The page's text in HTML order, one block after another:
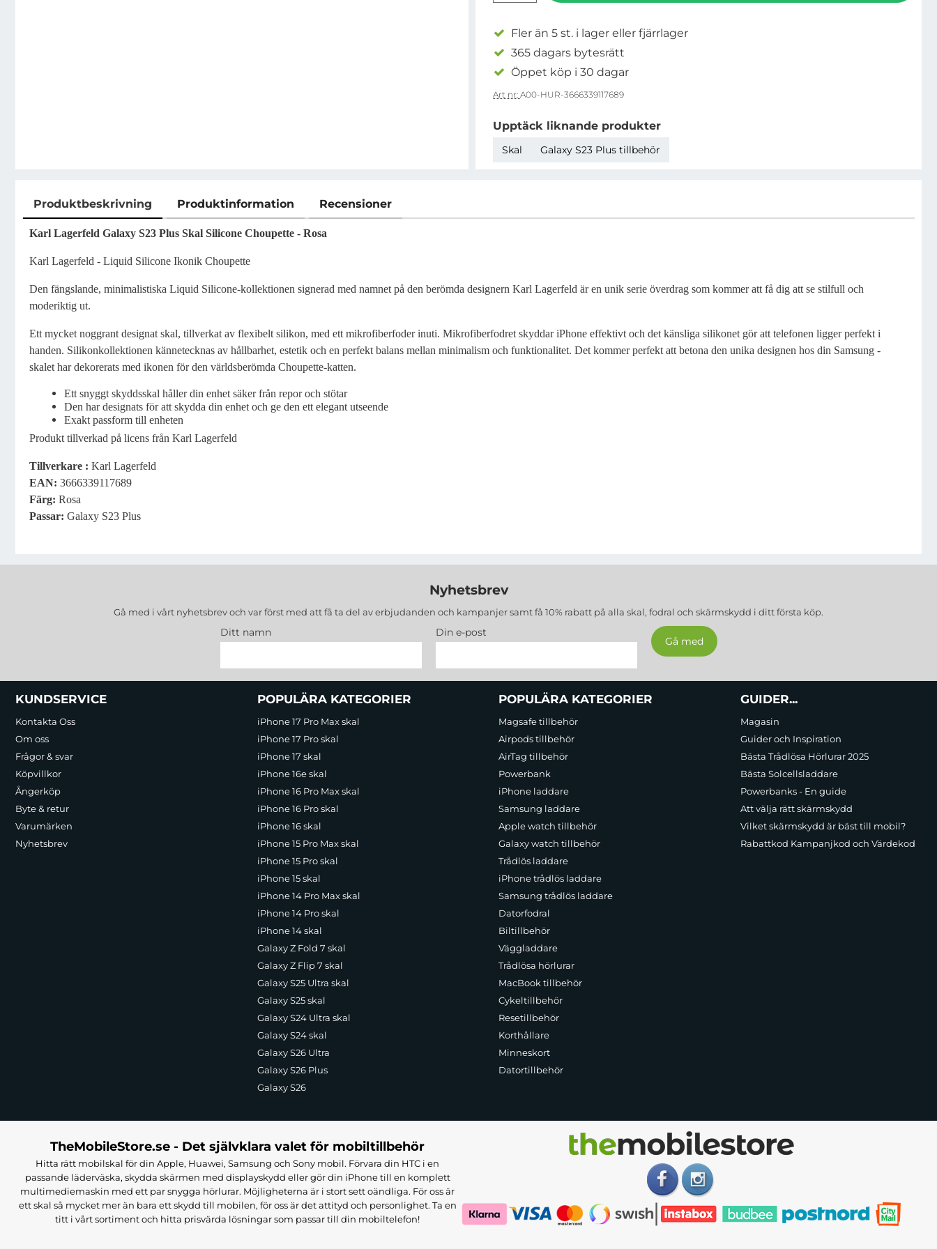
Fler än 5 st. i lager eller fjärrlager
365 dagars bytesrätt
Öppet köp i 30 dagar
Art nr: A00-HUR-3666339117689
Upptäck liknande produkter
Skal Galaxy S23 Plus tillbehör
Produktbeskrivning Produktinformation Recensioner
Produktbeskrivning
Karl Lagerfeld Galaxy S23 Plus Skal Silicone Choupette - Rosa
Karl Lagerfeld - Liquid Silicone Ikonik Choupette
Den fängslande, minimalistiska Liquid Silicone-kollektionen signerad med namnet på den berömda designern Karl Lagerfeld är en unik serie överdrag som kommer att få dig att se stilfull och
moderiktig ut.
Ett mycket noggrant designat skal, tillverkat av flexibelt silikon, med ett mikrofiberfoder inuti. Mikrofiberfodret skyddar iPhone effektivt och det känsliga silikonet gör att telefonen ligger perfekt i
handen. Silikonkollektionen kännetecknas av hållbarhet, estetik och en perfekt balans mellan minimalism och funktionalitet. Det kommer perfekt att betona den unika designen hos din Samsung -
skalet har dekorerats med ikonen för den världsberömda Choupette-katten.
Ett snyggt skyddsskal håller din enhet säker från repor och stötar
Den har designats för att skydda din enhet och ge den ett elegant utseende
Exakt passform till enheten
Produkt tillverkad på licens från Karl Lagerfeld
Tillverkare : Karl Lagerfeld
EAN: 3666339117689
Färg: Rosa
Passar: Galaxy S23 Plus
Nyhetsbrev
Gå med i vårt nyhetsbrev och var först med att få ta del av erbjudanden och kampanjer samt få 10% rabatt på alla skal, fodral och skärmskydd i ditt första köp.
Ditt namn Din e-post
Sidfot Blandad info och länkar
KUNDSERVICE
Kontakta Oss
Om oss
Frågor & svar
Köpvillkor
Ångerköp
Byte & retur
Varumärken
Nyhetsbrev
POPULÄRA KATEGORIER
iPhone 17 Pro Max skal
iPhone 17 Pro skal
iPhone 17 skal
iPhone 16e skal
iPhone 16 Pro Max skal
iPhone 16 Pro skal
iPhone 16 skal
iPhone 15 Pro Max skal
iPhone 15 Pro skal
iPhone 15 skal
iPhone 14 Pro Max skal
iPhone 14 Pro skal
iPhone 14 skal
Galaxy Z Fold 7 skal
Galaxy Z Flip 7 skal
Galaxy S25 Ultra skal
Galaxy S25 skal
Galaxy S24 Ultra skal
Galaxy S24 skal
Galaxy S26 Ultra
Galaxy S26 Plus
Galaxy S26
POPULÄRA KATEGORIER
Magsafe tillbehör
Airpods tillbehör
AirTag tillbehör
Powerbank
iPhone laddare
Samsung laddare
Apple watch tillbehör
Galaxy watch tillbehör
Trådlös laddare
iPhone trådlös laddare
Samsung trådlös laddare
Datorfodral
Biltillbehör
Väggladdare
Trådlösa hörlurar
MacBook tillbehör
Cykeltillbehör
Resetillbehör
Korthållare
Minneskort
Datortillbehör
GUIDER...
Magasin
Guider och Inspiration
Bästa Trådlösa Hörlurar 2025
Bästa Solcellsladdare
Powerbanks - En guide
Att välja rätt skärmskydd
Vilket skärmskydd är bäst till mobil?
Rabattkod Kampanjkod och Värdekod
TheMobileStore.se - Det självklara valet för mobiltillbehör
Hitta rätt mobilskal för din Apple, Huawei, Samsung och Sony mobil. Förvara din HTC i en
passande läderväska, skydda skärmen med displayskydd eller gör din iPhone till en komplett
multimediemaskin med ett par snygga hörlurar. Möjligheterna är i stort sett oändliga. För oss är
ett skal så mycket mer än bara ett skydd till mobilen, för oss är det attityd och personlighet. Ta en
titt i vårt sortiment och hitta prisvärda lösningar som passar till din mobiltelefon!